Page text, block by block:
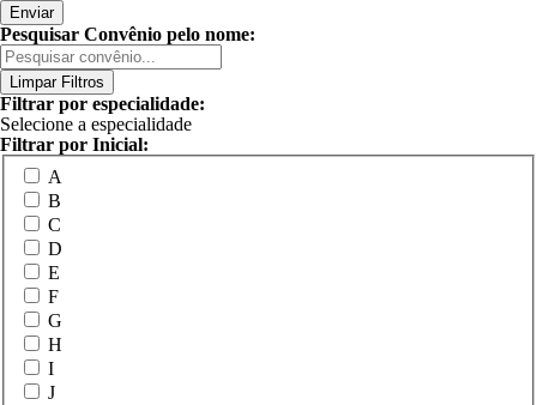
Enviar
Pesquisar Convênio pelo nome:
Limpar Filtros
Filtrar por especialidade:
Selecione a especialidade
Filtrar por Inicial:
A
B
C
D
E
F
G
H
I
J